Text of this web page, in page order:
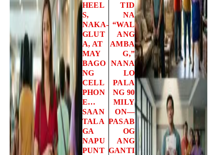
HEEL
S,
NAKA-
GLUT
A, AT
MAY
BAGO
NG
CELL
PHON
E…
SAAN
TALA
GA
NAPU
PUNT
TID
NA
“WAL
ANG
AMBA
G,”
NANA
LO
PALA
NG 90
MILY
ON—
PASAB
OG
ANG
GANTI